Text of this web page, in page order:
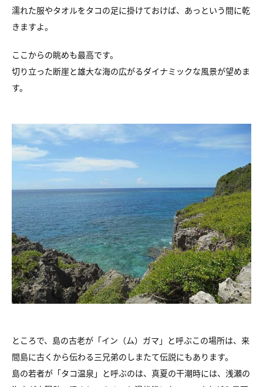
濡れた服やタオルをタコの足に掛けておけば、あっという間に乾
きますよ。
ここからの眺めも最高です。
切り立った断崖と雄大な海の広がるダイナミックな風景が望めま
す。
ところで、島の古老が「イン（ム）ガマ」と呼ぶこの場所は、来
間島に古くから伝わる三兄弟のしまたて伝説にもあります。
島の若者が「タコ温泉」と呼ぶのは、真夏の干潮時には、浅瀬の